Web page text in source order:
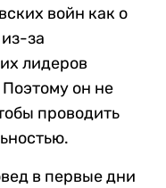
войн как о
за
лидеров
он не
проводить
в первые дни